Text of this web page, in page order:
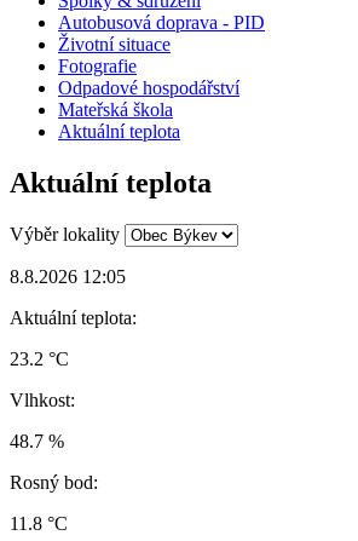
Autobusová doprava - PID
Životní situace
Fotografie
Odpadové hospodářství
Mateřská škola
Aktuální teplota
Aktuální teplota
Výběr lokality
8.8.2026 12:05
Aktuální teplota:
23.2 °C
Vlhkost:
48.7 %
Rosný bod:
11.8 °C